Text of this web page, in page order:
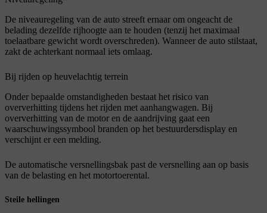
De niveauregeling van de auto streeft ernaar om ongeacht de
belading dezelfde rijhoogte aan te houden (tenzij het maximaal
toelaatbare gewicht wordt overschreden). Wanneer de auto stilstaat,
zakt de achterkant normaal iets omlaag.
Bij rijden op heuvelachtig terrein
Onder bepaalde omstandigheden bestaat het risico van
oververhitting tijdens het rijden met aanhangwagen. Bij
oververhitting van de motor en de aandrijving gaat een
waarschuwingssymbool branden op het bestuurdersdisplay en
verschijnt er een melding.
De automatische versnellingsbak past de versnelling aan op basis
van de belasting en het motortoerental.
Steile hellingen